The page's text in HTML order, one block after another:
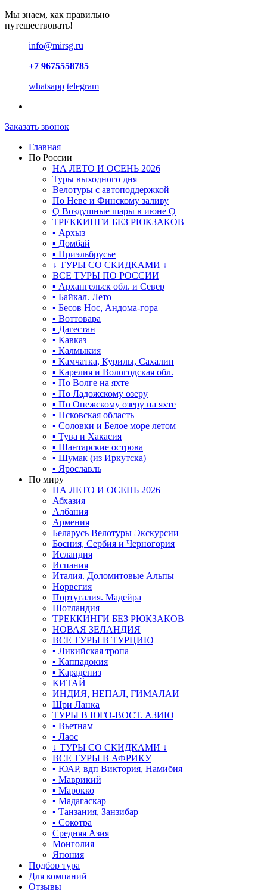
Мы знаем, как правильно
путешествовать!
info@mirsg.ru
+7 9675558785
whatsapp telegram
Заказать звонок
Главная
По России
НА ЛЕТО И ОСЕНЬ 2026
Туры выходного дня
Велотуры с автоподдержкой
По Неве и Финскому заливу
Ǫ Воздушные шары в июне Ǫ
ТРЕККИНГИ БЕЗ РЮКЗАКОВ
▪ Архыз
▪ Домбай
▪ Приэльбрусье
↓ ТУРЫ СО СКИДКАМИ ↓
ВСЕ ТУРЫ ПО РОССИИ
▪ Архангельск обл. и Север
▪ Байкал. Лето
▪ Бесов Нос, Андома-гора
▪ Воттовара
▪ Дагестан
▪ Кавказ
▪ Калмыкия
▪ Камчатка, Курилы, Сахалин
▪ Карелия и Вологодская обл.
▪ По Волге на яхте
▪ По Ладожскому озеру
▪ По Онежскому озеру на яхте
▪ Псковская область
▪ Соловки и Белое море летом
▪ Тува и Хакасия
▪ Шантарские острова
▪ Шумак (из Иркутска)
▪ Ярославль
По миру
НА ЛЕТО И ОСЕНЬ 2026
Абхазия
Албания
Армения
Беларусь Велотуры Экскурсии
Босния, Сербия и Черногория
Исландия
Испания
Италия. Доломитовые Альпы
Норвегия
Португалия. Мадейра
Шотландия
ТРЕККИНГИ БЕЗ РЮКЗАКОВ
НОВАЯ ЗЕЛАНДИЯ
ВСЕ ТУРЫ В ТУРЦИЮ
▪ Ликийская тропа
▪ Каппадокия
▪ Карадениз
КИТАЙ
ИНДИЯ, НЕПАЛ, ГИМАЛАИ
Шри Ланка
ТУРЫ В ЮГО-ВОСТ. АЗИЮ
▪ Вьетнам
▪ Лаос
↓ ТУРЫ СО СКИДКАМИ ↓
ВСЕ ТУРЫ В АФРИКУ
▪ ЮАР, вдп Виктория, Намибия
▪ Маврикий
▪ Марокко
▪ Мадагаскар
▪ Танзания, Занзибар
▪ Сокотра
Средняя Азия
Монголия
Япония
Подбор тура
Для компаний
Отзывы